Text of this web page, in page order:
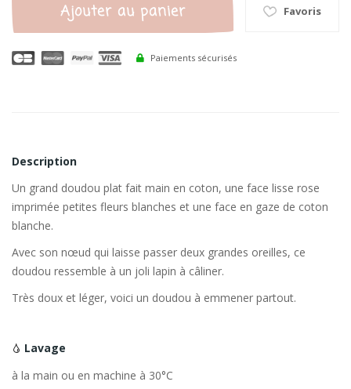
Ajouter au panier Favoris
Paiements sécurisés
Description
Un grand doudou plat fait main en coton, une face lisse rose
imprimée petites fleurs blanches et une face en gaze de coton
blanche.
Avec son nœud qui laisse passer deux grandes oreilles, ce
doudou ressemble à un joli lapin à câliner.
Très doux et léger, voici un doudou à emmener partout.
Lavage
à la main ou en machine à 30°C